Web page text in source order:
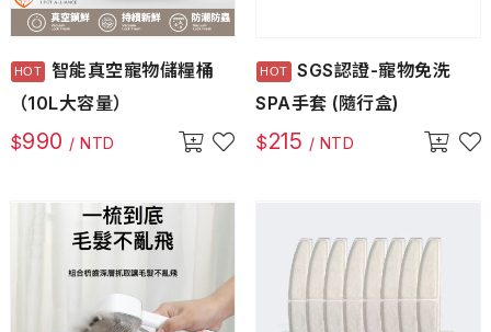
智能真空寵物儲糧桶
（10L大容量）
$990 / NTD
SGS認證-寵物免洗
SPA手套 (隨行盒)
$215 / NTD